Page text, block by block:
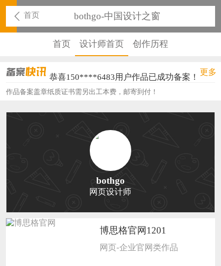
首页 bothgo-中国设计之窗
首页 设计师首页 创作历程
恭喜159****4930用户作品已成功备案！
恭喜150****6483用户作品已成功备案！
恭喜131****2473用户作品已成功备案！
恭喜159****4201用户作品已成功备案！
恭喜133****6466用户作品已成功备案！
恭喜131****1475用户作品已成功备案！
恭喜133****8874用户作品已成功备案！
恭喜138****8638用户作品已成功备案！
恭喜136****9807用户作品已成功备案！
更多
作品备案盖章纸质证书需另出工本费，邮寄到付！
bothgo
网页设计师
博思格官网1201
网页-企业官网类作品